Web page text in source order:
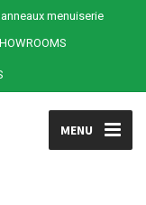
menuiserie
MENU